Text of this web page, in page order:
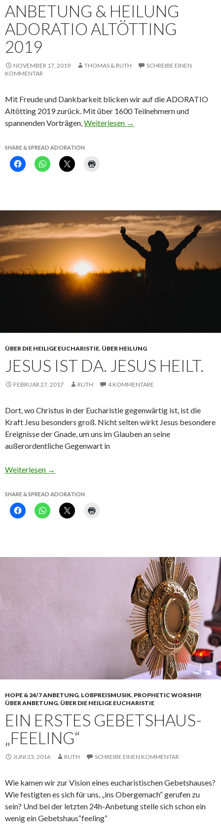
ANBETUNG & HEILUNG
ADORATIO ALTÖTTING
2019
NOVEMBER 17, 2019 THOMAS & RUTH
SCHREIBE EINEN
KOMMENTAR
Mit Freude und Dankbarkeit blicken wir auf die ADORATIO
Altötting 2019 zurück. Mit über 1600 Teilnehmern und
spannenden Vorträgen,Weiterlesen →
SHARE & SPREAD ADORATION
ÜBER DIE HEILIGE EUCHARISTIE, ÜBER HEILUNG
JESUS IST DA. JESUS HEILT.
FEBRUAR 27, 2017 RUTH 4 KOMMENTARE
Dort, wo Christus in der Eucharistie gegenwärtig ist, ist die
Kraft Jesu besonders groß. Nicht selten wirkt Jesus besondere
Ereignisse der Gnade, um uns im Glauben an seine
außerordentliche Gegenwart in
Weiterlesen →
SHARE & SPREAD ADORATION
HOPE & 24/7 ANBETUNG, LOBPREISMUSIK, PROPHETIC WORSHIP,
ÜBER ANBETUNG, ÜBER DIE HEILIGE EUCHARISTIE
EIN ERSTES GEBETSHAUS-
„FEELING“
JUNI 23, 2016 RUTH SCHREIBE EINEN KOMMENTAR
Wie kamen wir zur Vision eines eucharistischen Gebetshauses?
Wie festigten es sich für uns, „ins Obergemach“ gerufen zu
sein? Und bei der letzten 24h-Anbetung stelle sich schon ein
wenig ein Gebetshaus“feeling“